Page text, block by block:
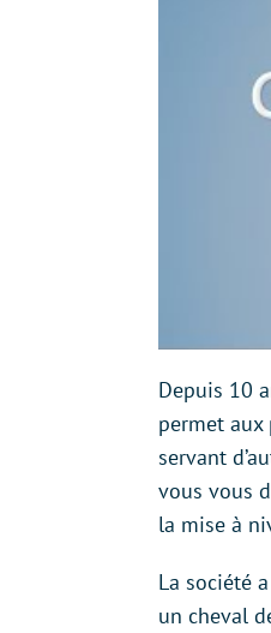
Depuis 10
permet aux
servant
vous vous
la mise à
La société
un cheval